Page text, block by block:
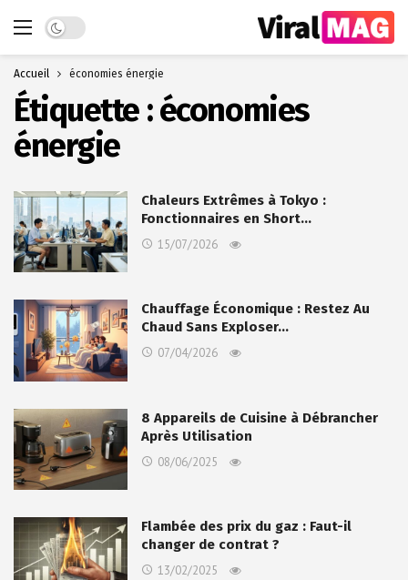
Dark mode
Accueil économies énergie
Étiquette :économies
énergie
Chaleurs Extrêmes à Tokyo :
Fonctionnaires en Short…
15/07/2026
Chauffage Économique : Restez Au
Chaud Sans Exploser…
07/04/2026
8 Appareils de Cuisine à Débrancher
Après Utilisation
08/06/2025
Flambée des prix du gaz : Faut-il
changer de contrat ?
13/02/2025